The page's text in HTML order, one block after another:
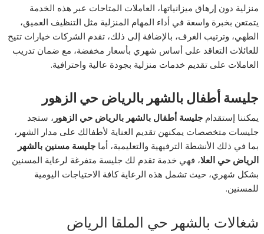
منزلية دون إرهاق ميزانياتها، العاملات المتاحات عبر هذه الخدمة
يتمتعن بخبرة واسعة في أداء المهام المنزلية مثل التنظيف العميق،
الطهي، وترتيب الغرف، بالإضافة إلى ذلك، تقدم الشركات خيارات تتيح
للعائلات التعاقد على أساس شهري بأسعار مخفضة، مع ضمان تدريب
العاملات على تقديم خدمات منزلية بجودة عالية واحترافية.
جليسة أطفال بالشهر بالرياض حي الزهور
يمكننا إستقدامجليسة أطفال بالشهر بالرياض حي الزهور ، ستجد
جليسات متخصصات يمكنهن تقديم العناية لأطفالك على مدار الشهر،
بما في ذلك الأنشطة الترفيهية والتعليمية، أماجليسة مسنين بالشهر
الرياض حي العلا، فهي خدمة تقدم لك جليسة متفرغة لرعاية المسنين
بشكل شهري، حيث تشمل هذه الرعاية كافة الاحتياجات اليومية
للمسنين.
شغالات بالشهر حي الملقا الرياض